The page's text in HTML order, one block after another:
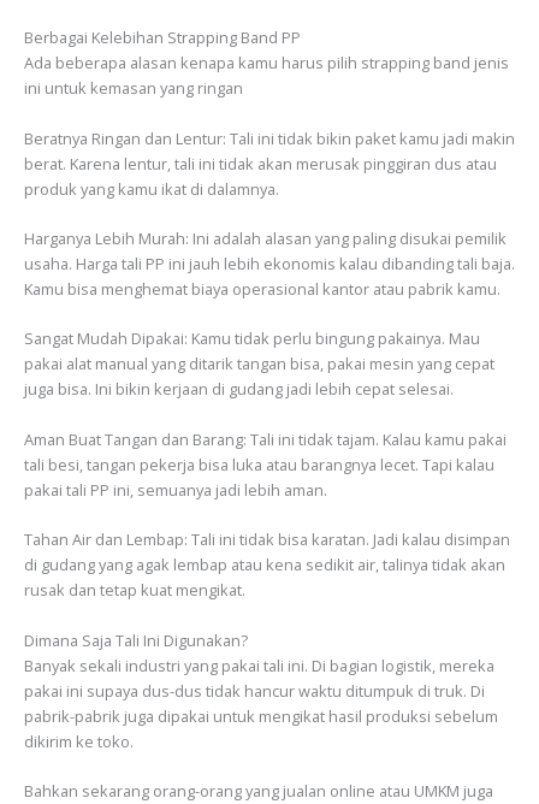
Berbagai Kelebihan Strapping Band PP
Ada beberapa alasan kenapa kamu harus pilih strapping band jenis
ini untuk kemasan yang ringan
Beratnya Ringan dan Lentur: Tali ini tidak bikin paket kamu jadi makin
berat. Karena lentur, tali ini tidak akan merusak pinggiran dus atau
produk yang kamu ikat di dalamnya.
Harganya Lebih Murah: Ini adalah alasan yang paling disukai pemilik
usaha. Harga tali PP ini jauh lebih ekonomis kalau dibanding tali baja.
Kamu bisa menghemat biaya operasional kantor atau pabrik kamu.
Sangat Mudah Dipakai: Kamu tidak perlu bingung pakainya. Mau
pakai alat manual yang ditarik tangan bisa, pakai mesin yang cepat
juga bisa. Ini bikin kerjaan di gudang jadi lebih cepat selesai.
Aman Buat Tangan dan Barang: Tali ini tidak tajam. Kalau kamu pakai
tali besi, tangan pekerja bisa luka atau barangnya lecet. Tapi kalau
pakai tali PP ini, semuanya jadi lebih aman.
Tahan Air dan Lembap: Tali ini tidak bisa karatan. Jadi kalau disimpan
di gudang yang agak lembap atau kena sedikit air, talinya tidak akan
rusak dan tetap kuat mengikat.
Dimana Saja Tali Ini Digunakan?
Banyak sekali industri yang pakai tali ini. Di bagian logistik, mereka
pakai ini supaya dus-dus tidak hancur waktu ditumpuk di truk. Di
pabrik-pabrik juga dipakai untuk mengikat hasil produksi sebelum
dikirim ke toko.
Bahkan sekarang orang-orang yang jualan online atau UMKM juga